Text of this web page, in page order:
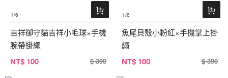
1/6
吉祥御守貓吉祥小毛球×手機
腕帶掛繩
NT$ 100 $ 390
1/6
魚尾貝殼小粉紅×手機掌上掛
繩
NT$ 100 $ 390